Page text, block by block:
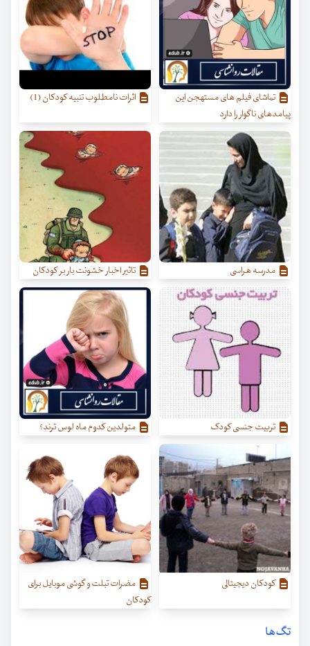
تماشای فیلم های مستهجن این
پیامدهای ناگوار را دارد
اثرات نامطلوب تنبیه کودکان (1)
مدرسه هراسی تاثیر اخبار خشونت بار بر کودکان
تربیت جنسی کودک متولدین کدوم ماه لوس‌ ترند؟
کودکان دیجیتالی
مضرات تبلت و گوشی موبایل برای
کودکان
تگ‌ها